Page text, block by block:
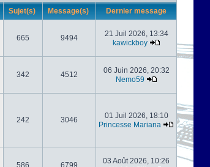
Sujet(s) Message(s) Dernier message
665 9494
21 Juil 2026, 13:34
kawickboy
342 4512
06 Juin 2026, 20:32
Nemo59
242 3046
01 Juil 2026, 18:10
Princesse Mariana
586 6799
03 Août 2026, 10:26